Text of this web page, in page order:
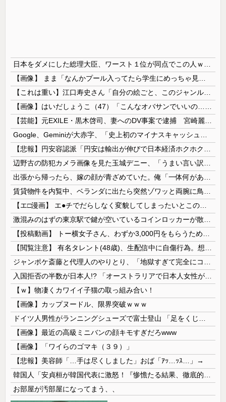
【ｗ】物凄くカワイイ子猫の取っ組み合い！
【画像】カップヌードル、限界突破ｗｗｗ
【画像】最近の高級ミニバンの顔キモすぎだろwww
【画像】「ワイらのゴマキ（３９）」
【悲報】美容師「…手は尽くしました」おば「ｱｯ…ｯｽ…」→
お部屋が汚部屋になってまう、、